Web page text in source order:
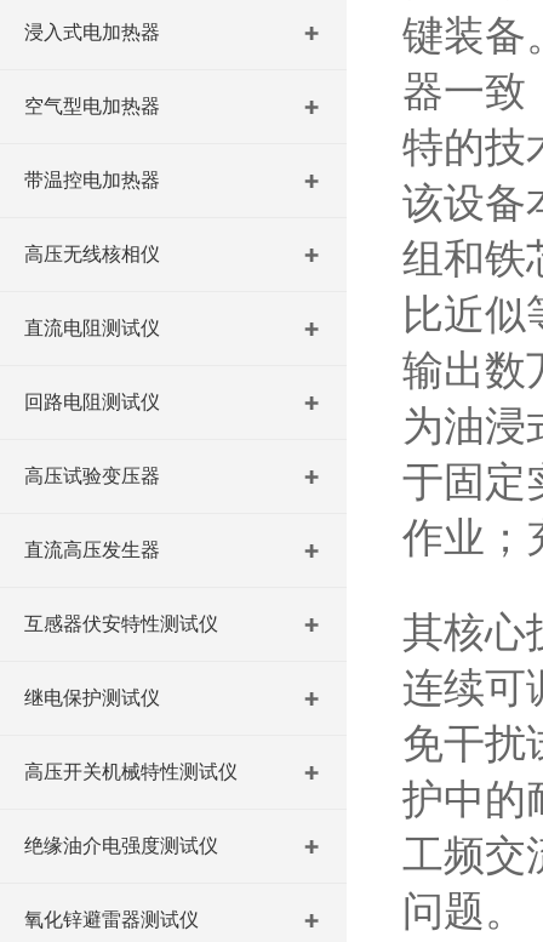
浸入式电加热器
空气型电加热器
带温控电加热器
高压无线核相仪
直流电阻测试仪
回路电阻测试仪
高压试验变压器
直流高压发生器
互感器伏安特性测试仪
继电保护测试仪
高压开关机械特性测试仪
绝缘油介电强度测试仪
氧化锌避雷器测试仪
键装备
器一致
特的技
该设备
组和铁
比近似
输出数
为油浸
于固定
作业；
其核心
连续可
免干扰
护中的
工频交
问题。